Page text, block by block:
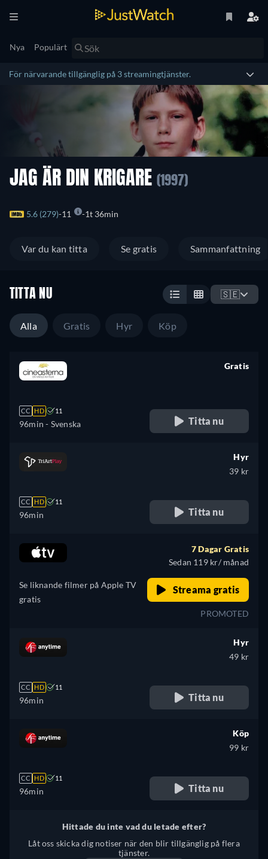
Nya Populärt
För närvarande tillgänglig på 3 streamingtjänster.
JAG ÄR DIN KRIGARE (1997)
5.6 (279) 11 1t 36min
Var du kan titta Se gratis Sammanfattning
TITTA NU 🇸🇪
Alla Gratis Hyr Köp
CC HD 11
96min - Svenska
Gratis
Titta nu
CC HD 11
96min
Hyr
39 kr
Titta nu
Se liknande filmer på Apple TV
gratis
7 Dagar Gratis
Sedan 119 kr/ månad
Streama gratis
PROMOTED
CC HD 11
96min
Hyr
49 kr
Titta nu
CC HD 11
96min
Köp
99 kr
Titta nu
Hittade du inte vad du letade efter?
Låt oss skicka dig notiser när den blir tillgänglig på flera
tjänster.